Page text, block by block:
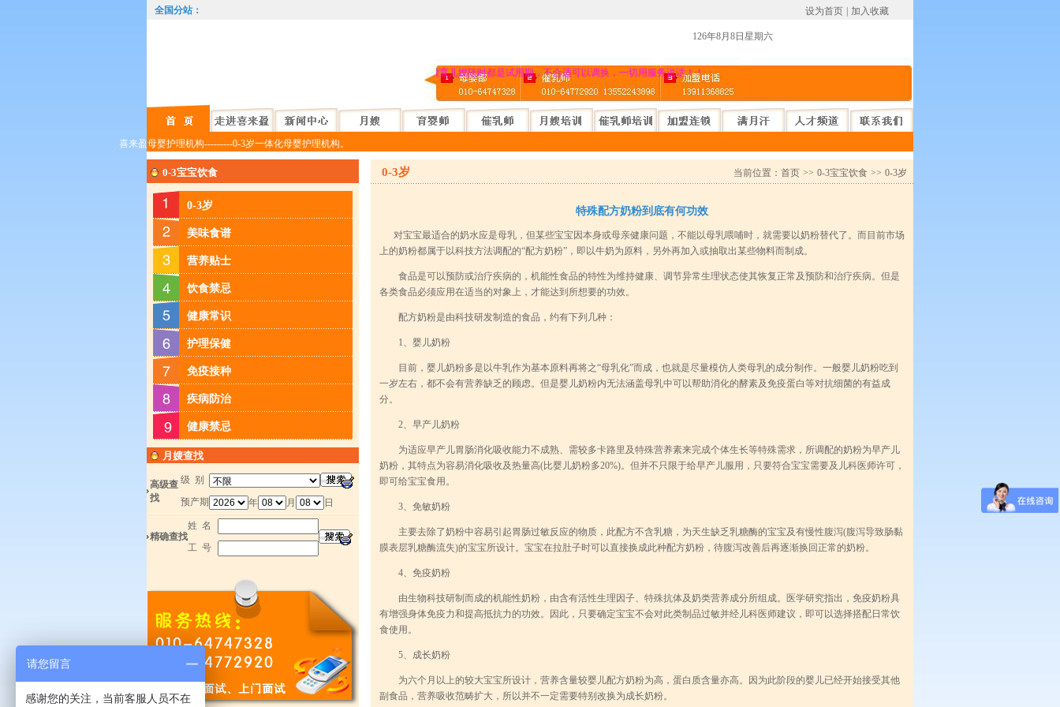
全国分站： 设为首页 加入收藏
126年8月8日星期六
北京喜来盈公司承诺月嫂育儿嫂随时都是试用期，不合适可以调换，一切用服务说话！！
喜来盈母婴护理机构---------0-3岁一体化母婴护理机构。
0-3宝宝饮食
0-3岁
美味食谱
营养贴士
饮食禁忌
健康常识
护理保健
免疫接种
疾病防治
健康禁忌
月嫂查找
高级查
找
级 别
预产期
年 月 日
精确查找
姓 名
工 号
0-3岁 当前位置： 首页 >> 0-3宝宝饮食 >> 0-3岁
特殊配方奶粉到底有何功效
对宝宝最适合的奶水应是母乳，但某些宝宝因本身或母亲健康问题，不能以母乳喂哺时，就需要以奶粉替代了。而目前市场
上的奶粉都属于以科技方法调配的“配方奶粉”，即以牛奶为原料，另外再加入或抽取出某些物料而制成。
食品是可以预防或治疗疾病的，机能性食品的特性为维持健康、调节异常生理状态使其恢复正常及预防和治疗疾病。但是
各类食品必须应用在适当的对象上，才能达到所想要的功效。
配方奶粉是由科技研发制造的食品，约有下列几种：
1、婴儿奶粉
目前，婴儿奶粉多是以牛乳作为基本原料再将之“母乳化”而成，也就是尽量模仿人类母乳的成分制作。一般婴儿奶粉吃到
一岁左右，都不会有营养缺乏的顾虑。但是婴儿奶粉内无法涵盖母乳中可以帮助消化的酵素及免疫蛋白等对抗细菌的有益成
分。
2、早产儿奶粉
为适应早产儿胃肠消化吸收能力不成熟、需较多卡路里及特殊营养素来完成个体生长等特殊需求，所调配的奶粉为早产儿
奶粉，其特点为容易消化吸收及热量高(比婴儿奶粉多20%)。但并不只限于给早产儿服用，只要符合宝宝需要及儿科医师许可，
即可给宝宝食用。
3、免敏奶粉
主要去除了奶粉中容易引起胃肠过敏反应的物质，此配方不含乳糖，为天生缺乏乳糖酶的宝宝及有慢性腹泻(腹泻导致肠黏
膜表层乳糖酶流失)的宝宝所设计。宝宝在拉肚子时可以直接换成此种配方奶粉，待腹泻改善后再逐渐换回正常的奶粉。
4、免疫奶粉
由生物科技研制而成的机能性奶粉，由含有活性生理因子、特殊抗体及奶类营养成分所组成。医学研究指出，免疫奶粉具
有增强身体免疫力和提高抵抗力的功效。因此，只要确定宝宝不会对此类制品过敏并经儿科医师建议，即可以选择搭配日常饮
食使用。
5、成长奶粉
为六个月以上的较大宝宝所设计，营养含量较婴儿配方奶粉为高，蛋白质含量亦高。因为此阶段的婴儿已经开始接受其他
副食品，营养吸收范畴扩大，所以并不一定需要特别改换为成长奶粉。
请您留言
感谢您的关注，当前客服人员不在